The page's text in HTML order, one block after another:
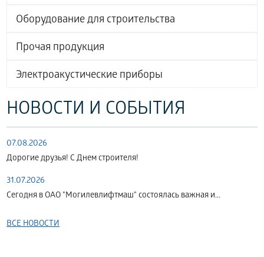
Оборудование для строительства
Прочая продукция
Электроакустические приборы
НОВОСТИ И СОБЫТИЯ
07.08.2026
Дорогие друзья! С Днем строителя!
31.07.2026
Сегодня в ОАО "Могилевлифтмаш" состоялась важная и...
ВСЕ НОВОСТИ